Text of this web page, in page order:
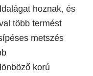
hoznak, és
több termést
metszés
korú